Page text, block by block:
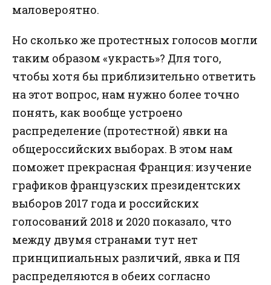
маловероятно.
Но сколько же протестных голосов могли
таким образом «украсть»? Для того,
чтобы хотя бы приблизительно ответить
на этот вопрос, нам нужно более точно
понять, как вообще устроено
распределение (протестной) явки на
общероссийских выборах. В этом нам
поможет прекрасная Франция: изучение
графиков французских президентских
выборов 2017 года и российских
голосований 2018 и 2020 показало, что
между двумя странами тут нет
принципиальных различий, явка и ПЯ
распределяются в обеих согласно